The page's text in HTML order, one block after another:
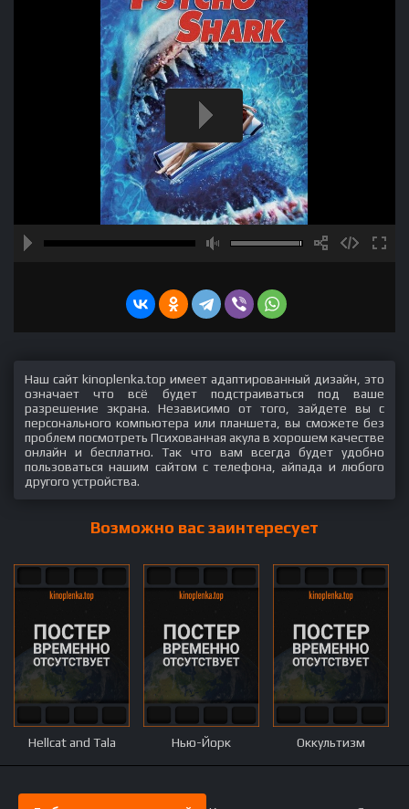
Наш сайт kinoplenka.top имеет адаптированный дизайн, это
означает что всё будет подстраиваться под ваше
разрешение экрана. Независимо от того, зайдете вы с
персонального компьютера или планшета, вы сможете без
проблем посмотреть Психованная акула в хорошем качестве
онлайн и бесплатно. Так что вам всегда будет удобно
пользоваться нашим сайтом с телефона, айпада и любого
другого устройства.
Возможно вас заинтересует
Hellcat and Tala Нью-Йорк Оккультизм